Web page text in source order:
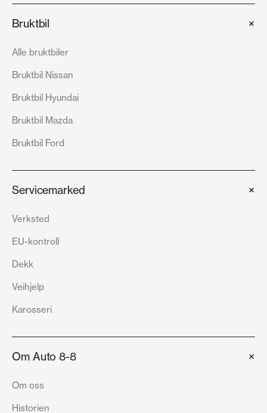
Bruktbil +
Alle bruktbiler
Bruktbil Nissan
Bruktbil Hyundai
Bruktbil Mazda
Bruktbil Ford
Servicemarked +
Verksted
EU-kontroll
Dekk
Veihjelp
Karosseri
Om Auto 8-8 +
Om oss
Historien